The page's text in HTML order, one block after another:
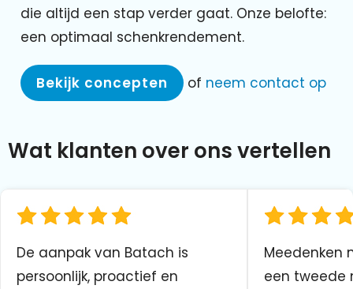
die altijd een stap verder gaat. Onze belofte:
een optimaal schenkrendement.
Bekijk concepten of neem contact op
Wat klanten over ons vertellen
De aanpak van Batach is
persoonlijk, proactief en
Meedenken
een tweede